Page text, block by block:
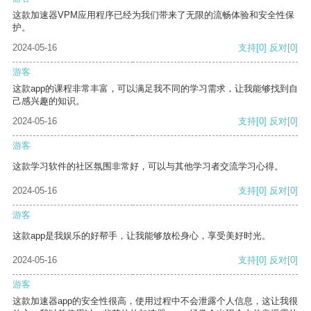
这款加速器VPM应用程序已经为我们带来了无限的流畅体验和安全性保
护。
2024-05-16
支持[0] 反对[0]
游客
这款app的课程非常丰富，可以满足我不同的学习需求，让我能够找到自
己感兴趣的知识。
2024-05-16
支持[0] 反对[0]
游客
这款学习软件的社区氛围非常好，可以与其他学习者交流学习心得。
2024-05-16 支持[0] 反对[0]
游客
这款app是我娱乐的好帮手，让我能够放松身心，享受美好时光。
2024-05-16 支持[0] 反对[0]
游客
这款加速器app的安全性很高，使用过程中不会泄露个人信息，这让我很